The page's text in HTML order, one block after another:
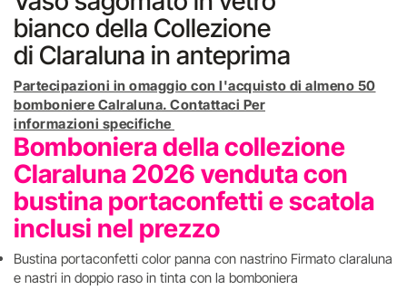
bianco della Collezione
di Claraluna in anteprima
Partecipazioni in omaggio con l'acquisto di almeno 50
bomboniere Calraluna. Contattaci Per
informazioni specifiche
Bomboniera della collezione
Claraluna 2026 venduta con
bustina portaconfetti e scatola
inclusi nel prezzo
Bustina portaconfetti color panna con nastrino Firmato claraluna
e nastri in doppio raso in tinta con la bomboniera